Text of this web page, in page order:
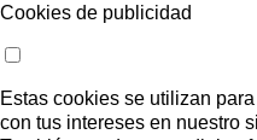
Cookies de publicidad
Estas cookies se utilizan
con tus intereses en nuestro